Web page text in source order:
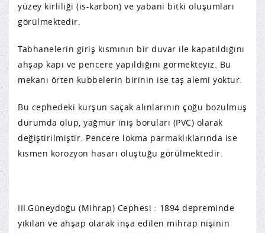
yüzey kirliliği (is-karbon) ve yabani bitki oluşumları
görülmektedir.
Tabhanelerin giriş kısmının bir duvar ile kapatıldığını
ahşap kapı ve pencere yapıldığını görmekteyiz. Bu
mekanı örten kubbelerin birinin ise taş alemi yoktur.
Bu cephedeki kurşun saçak alınlarının çoğu bozulmuş
durumda olup, yağmur iniş boruları (PVC) olarak
değiştirilmiştir. Pencere lokma parmaklıklarında ise
kısmen korozyon hasarı oluştuğu görülmektedir.
III.Güneydoğu (Mihrap) Cephesi : 1894 depreminde
yıkılan ve ahşap olarak inşa edilen mihrap nişinin